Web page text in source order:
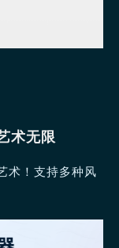
术无限
术！支持多种风